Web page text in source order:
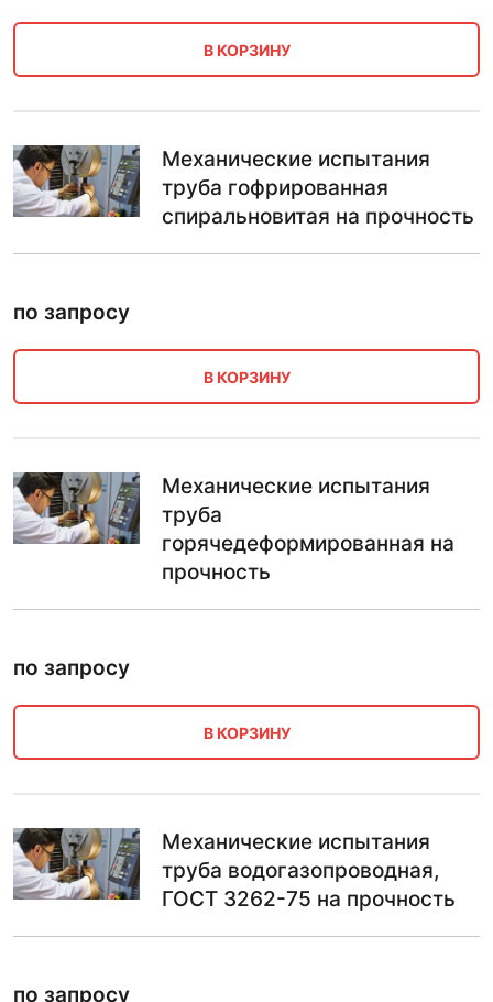
В КОРЗИНУ
Механические испытания
труба гофрированная
спиральновитая на прочность
по запросу
В КОРЗИНУ
Механические испытания
труба
горячедеформированная на
прочность
по запросу
В КОРЗИНУ
Механические испытания
труба водогазопроводная,
ГОСТ 3262-75 на прочность
по запросу